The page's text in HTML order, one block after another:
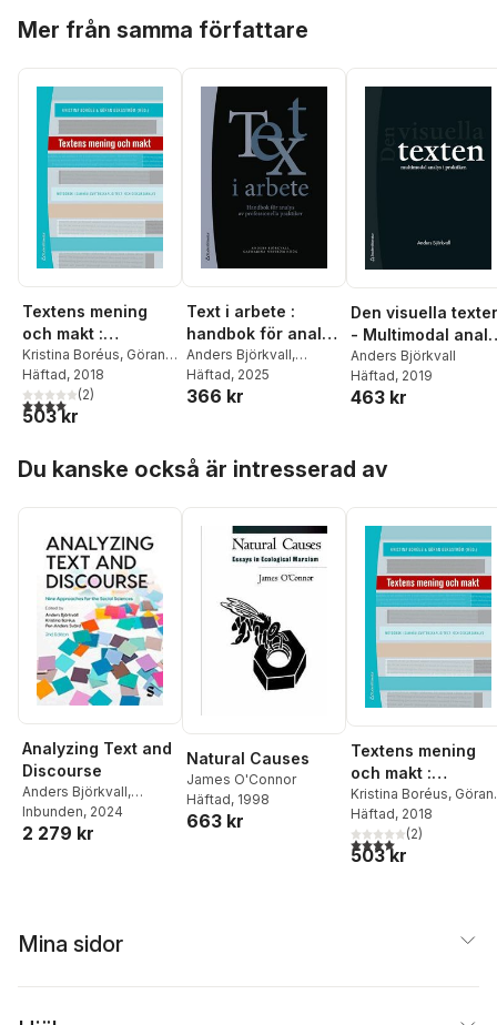
Mer från samma författare
Textens mening
och makt :
metodbok i
samhällsvetenskap
lig text- och
diskursanalys
Kristina Boréus, Göran
Bergström,Anders
Björkvall,Linda
Ekström,
Robertson,Charlotta
Anders Svärd
Häftad, 2018
4,0utav 5 stjärnor. Totalt antal röster:
(2)
503 kr
Text i arbete :
handbok för analys
av professionella
praktiker
Anders Björkvall,
Catharina Nyström
Höög
Häftad, 2025
366 kr
Den visuella
- Multimodal
i praktiken
Anders Björkvall
Häftad, 2019
463 kr
Du kanske också är intresserad av
Analyzing Text and
Discourse
Anders Björkvall,
Kristina Boreus,
Anders Svärd
Inbunden, 2024
2 279 kr
Natural Causes
James O'Connor
Häftad, 1998
663 kr
Textens mening
och makt :
metodbok i
lig text- och
diskursanalys
Kristina Boréus, Göran
Bergström,Anders
Björkvall,Linda
Ekström,
Per-
Häftad, 2018
4,0utav 5 stjärnor.
(2)
503 kr
Mina sidor